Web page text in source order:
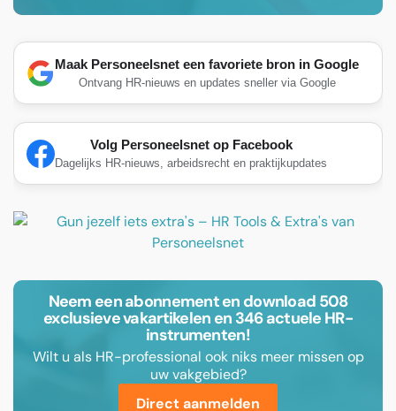
Maak Personeelsnet een favoriete bron in Google
Ontvang HR-nieuws en updates sneller via Google
Volg Personeelsnet op Facebook
Dagelijks HR-nieuws, arbeidsrecht en praktijkupdates
Neem een abonnement en download 508
exclusieve vakartikelen en 346 actuele HR-
instrumenten!
Wilt u als HR-professional ook niks meer missen op
uw vakgebied?
Direct aanmelden